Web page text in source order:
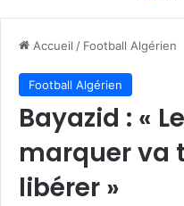
Accueil / Football Algérien
Football Algérien
Bayazid : «
marquer va
libérer »